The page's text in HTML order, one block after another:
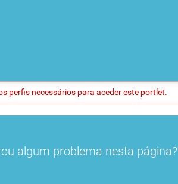
perfis necessários para aceder este portlet.
algum problema nesta página?